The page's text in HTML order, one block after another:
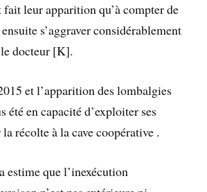
fait leur apparition qu’à compter de
s’aggraver considérablement
docteur [K].
et l’apparition des lombalgies
été en capacité d’exploiter ses
récolte à la cave coopérative .
estime que l’inexécution